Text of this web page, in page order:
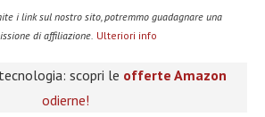
i link sul nostro sito, potremmo guadagnare una
di affiliazione. Ulteriori info
scopri le offerte Amazon
odierne!